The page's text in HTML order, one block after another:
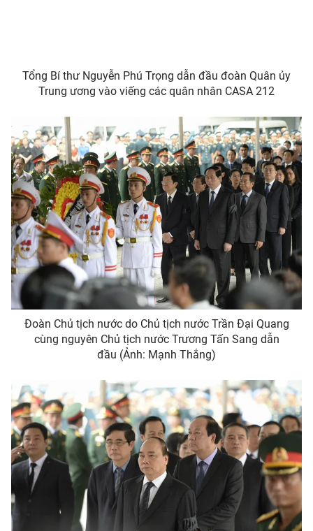
Tổng Bí thư Nguyễn Phú Trọng dẫn đầu đoàn Quân ủy
Trung ương vào viếng các quân nhân CASA 212
Đoàn Chủ tịch nước do Chủ tịch nước Trần Đại Quang
cùng nguyên Chủ tịch nước Trương Tấn Sang dẫn
đầu (Ảnh: Mạnh Thắng)